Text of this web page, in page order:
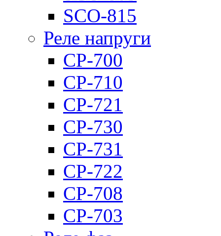
SCO-815
Реле напруги
CP-700
CP-710
CP-721
CP-730
CP-731
CP-722
CP-708
CP-703